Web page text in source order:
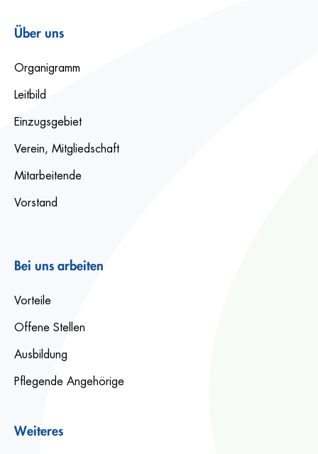
Über uns
Organigramm
Leitbild
Einzugsgebiet
Verein, Mitgliedschaft
Mitarbeitende
Vorstand
Bei uns arbeiten
Vorteile
Offene Stellen
Ausbildung
Pflegende Angehörige
Weiteres